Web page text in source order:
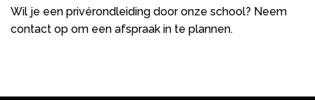
Wil je een privérondleiding door onze school? Neem
contact op om een afspraak in te plannen.